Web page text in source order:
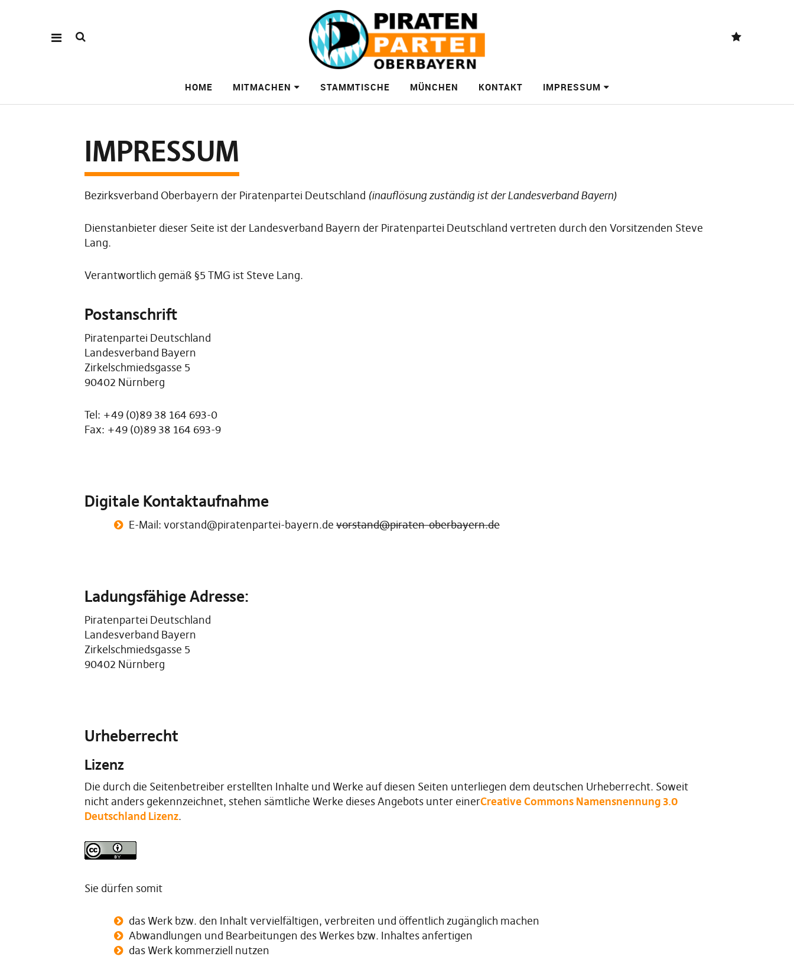
HOME MITMACHEN STAMMTISCHE MÜNCHEN KONTAKT IMPRESSUM
IMPRESSUM
Bezirksverband Oberbayern der Piratenpartei Deutschland (inauflösung zuständig ist der Landesverband Bayern)
Dienstanbieter dieser Seite ist der Landesverband Bayern der Piratenpartei Deutschland vertreten durch den Vorsitzenden Steve
Lang.
Verantwortlich gemäß §5 TMG ist Steve Lang.
Postanschrift
Piratenpartei Deutschland
Landesverband Bayern
Zirkelschmiedsgasse 5
90402 Nürnberg
Tel: +49 (0)89 38 164 693-0
Fax: +49 (0)89 38 164 693-9
Digitale Kontaktaufnahme
E-Mail: vorstand@piratenpartei-bayern.devorstand@piraten-oberbayern.de
Ladungsfähige Adresse:
Piratenpartei Deutschland
Landesverband Bayern
Zirkelschmiedsgasse 5
90402 Nürnberg
Urheberrecht
Lizenz
Die durch die Seitenbetreiber erstellten Inhalte und Werke auf diesen Seiten unterliegen dem deutschen Urheberrecht. Soweit
nicht anders gekennzeichnet, stehen sämtliche Werke dieses Angebots unter einerCreative Commons Namensnennung 3.0
Deutschland Lizenz.
Sie dürfen somit
das Werk bzw. den Inhalt vervielfältigen, verbreiten und öffentlich zugänglich machen
Abwandlungen und Bearbeitungen des Werkes bzw. Inhaltes anfertigen
das Werk kommerziell nutzen